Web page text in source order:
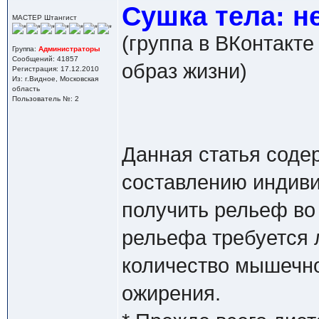
МАСТЕР Штангист
Группа: Администраторы
Сообщений: 41857
Регистрация: 17.12.2010
Из: г.Видное, Московская
область
Пользователь №: 2
Сушка тела:
(группа в
образ жизни)
Данная статья
составлению
получить рельеф
рельефа
количество
ожирения.